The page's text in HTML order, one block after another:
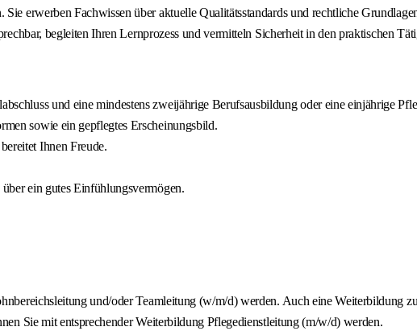
erwerben Fachwissen über aktuelle Qualitätsstandards und rechtliche
begleiten Ihren Lernprozess und vermitteln Sicherheit in den praktischen
und eine mindestens zweijährige Berufsausbildung oder eine einjährige
sowie ein gepflegtes Erscheinungsbild.
Ihnen Freude.
ein gutes Einfühlungsvermögen.
und/oder Teamleitung (w/m/d) werden. Auch eine Weiterbildung
Sie mit entsprechender Weiterbildung Pflegedienstleitung (m/w/d) werden.